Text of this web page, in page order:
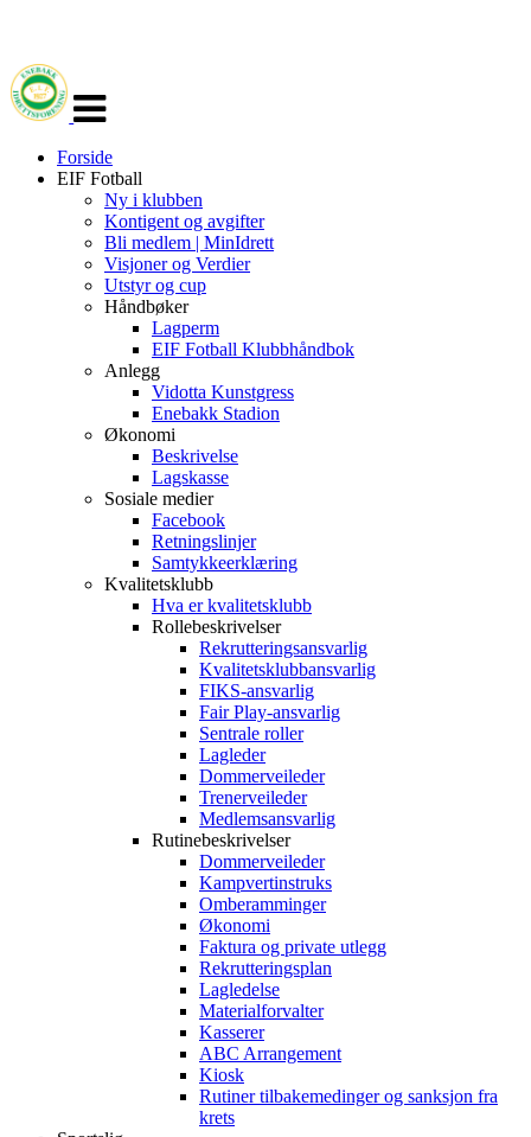
navigasjon
Forside
EIF Fotball
Ny i klubben
Kontigent og avgifter
Bli medlem | MinIdrett
Visjoner og Verdier
Utstyr og cup
Håndbøker
Lagperm
EIF Fotball Klubbhåndbok
Anlegg
Vidotta Kunstgress
Enebakk Stadion
Økonomi
Beskrivelse
Lagskasse
Sosiale medier
Facebook
Retningslinjer
Samtykkeerklæring
Kvalitetsklubb
Hva er kvalitetsklubb
Rollebeskrivelser
Rekrutteringsansvarlig
Kvalitetsklubbansvarlig
FIKS-ansvarlig
Fair Play-ansvarlig
Sentrale roller
Lagleder
Dommerveileder
Trenerveileder
Medlemsansvarlig
Rutinebeskrivelser
Dommerveileder
Kampvertinstruks
Omberamminger
Økonomi
Faktura og private utlegg
Rekrutteringsplan
Lagledelse
Materialforvalter
Kasserer
ABC Arrangement
Kiosk
Rutiner tilbakemedinger og sanksjon fra
krets